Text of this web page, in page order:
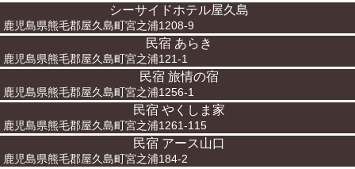
シーサイドホテル屋久島
鹿児島県熊毛郡屋久島町宮之浦1208-9
民宿 あらき
鹿児島県熊毛郡屋久島町宮之浦121-1
民宿 旅情の宿
鹿児島県熊毛郡屋久島町宮之浦1256-1
民宿 やくしま家
鹿児島県熊毛郡屋久島町宮之浦1261-115
民宿 アース山口
鹿児島県熊毛郡屋久島町宮之浦184-2